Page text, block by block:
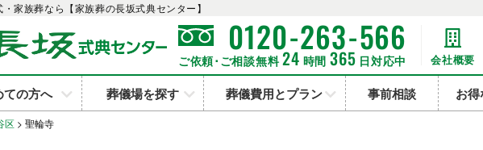
家族葬なら【家族葬の長坂式典センター】
0120-263-566
ご依頼･ご相談無料 24 時間 365 日対応中 会社概要
ての方へ 葬儀場を探す 葬儀費用とプラン 事前相談 お
区 > 聖輪寺